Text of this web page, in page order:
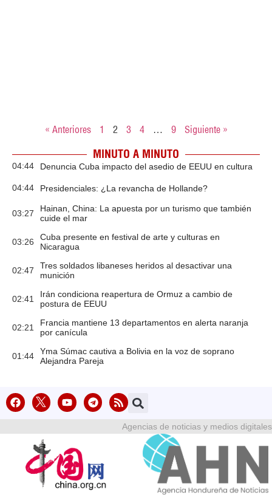
« Anteriores 1 2 3 4 … 9 Siguiente »
MINUTO A MINUTO
04:44 Denuncia Cuba impacto del asedio de EEUU en cultura
04:44 Presidenciales: ¿La revancha de Hollande?
03:27
Hainan, China: La apuesta por un turismo que también
cuide el mar
03:26
Cuba presente en festival de arte y culturas en
Nicaragua
02:47
Tres soldados libaneses heridos al desactivar una
munición
02:41
Irán condiciona reapertura de Ormuz a cambio de
postura de EEUU
02:21
Francia mantiene 13 departamentos en alerta naranja
por canícula
01:44
Yma Súmac cautiva a Bolivia en la voz de soprano
Alejandra Pareja
Agencias de noticias y medios digitales